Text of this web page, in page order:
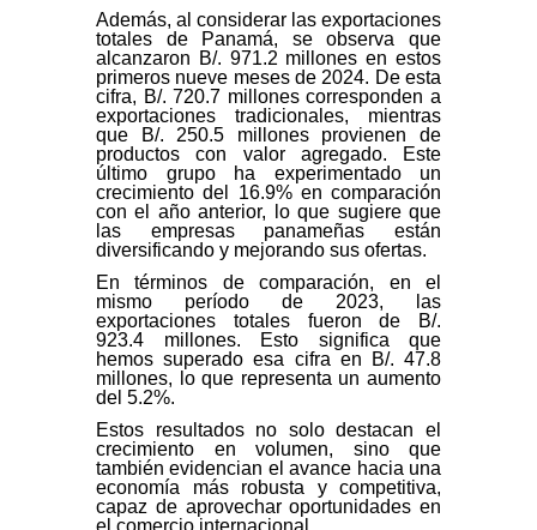
Además, al considerar las exportaciones
totales de Panamá, se observa que
alcanzaron B/. 971.2 millones en estos
primeros nueve meses de 2024. De esta
cifra, B/. 720.7 millones corresponden a
exportaciones tradicionales, mientras
que B/. 250.5 millones provienen de
productos con valor agregado. Este
último grupo ha experimentado un
crecimiento del 16.9% en comparación
con el año anterior, lo que sugiere que
las empresas panameñas están
diversificando y mejorando sus ofertas.
En términos de comparación, en el
mismo período de 2023, las
exportaciones totales fueron de B/.
923.4 millones. Esto significa que
hemos superado esa cifra en B/. 47.8
millones, lo que representa un aumento
del 5.2%.
Estos resultados no solo destacan el
crecimiento en volumen, sino que
también evidencian el avance hacia una
economía más robusta y competitiva,
capaz de aprovechar oportunidades en
el comercio internacional.